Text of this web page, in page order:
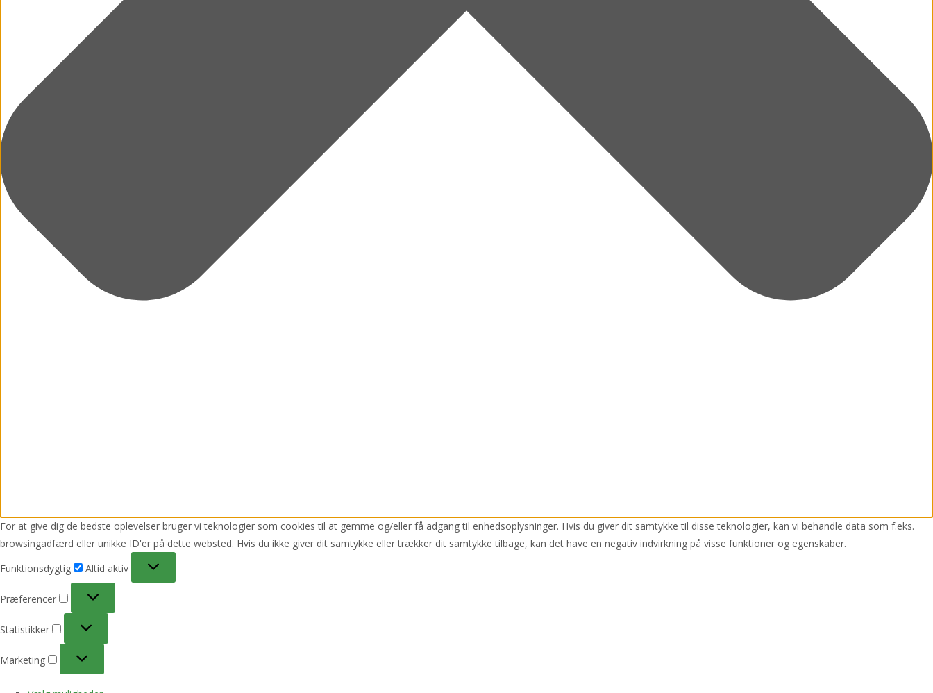
For at give dig de bedste oplevelser bruger vi teknologier som cookies til at gemme og/eller få adgang til enhedsoplysninger. Hvis du giver dit samtykke til disse teknologier, kan vi behandle data som f.eks.
browsingadfærd eller unikke ID'er på dette websted. Hvis du ikke giver dit samtykke eller trækker dit samtykke tilbage, kan det have en negativ indvirkning på visse funktioner og egenskaber.
Funktionsdygtig
Funktionsdygtig
Altid aktiv
Præferencer
Præferencer
Statistikker
Statistikker
Marketing
Marketing